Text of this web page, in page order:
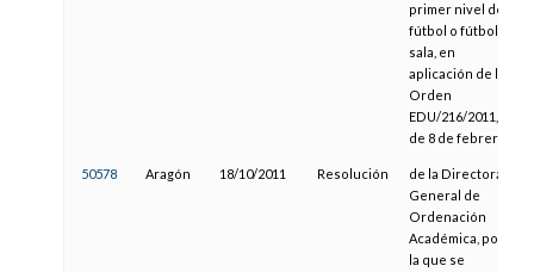
primer nivel de
fútbol o fútbol
sala, en
aplicación de la
Orden
EDU/216/2011,
de 8 de febrero
50578 Aragón 18/10/2011 Resolución
de la Directora
General de
Ordenación
Académica, por
la que se